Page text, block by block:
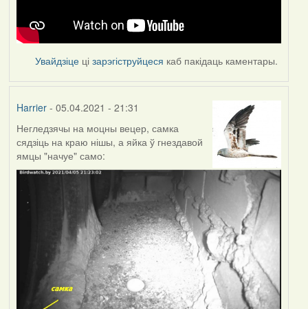
Увайдзіце цізарэгіструйцеся каб пакідаць каментары.
Harrier- 05.04.2021 - 21:31
Негледзячы на моцны вецер, самка
сядзіць на краю нішы, а яйка ў гнездавой
ямцы "начуе" само: